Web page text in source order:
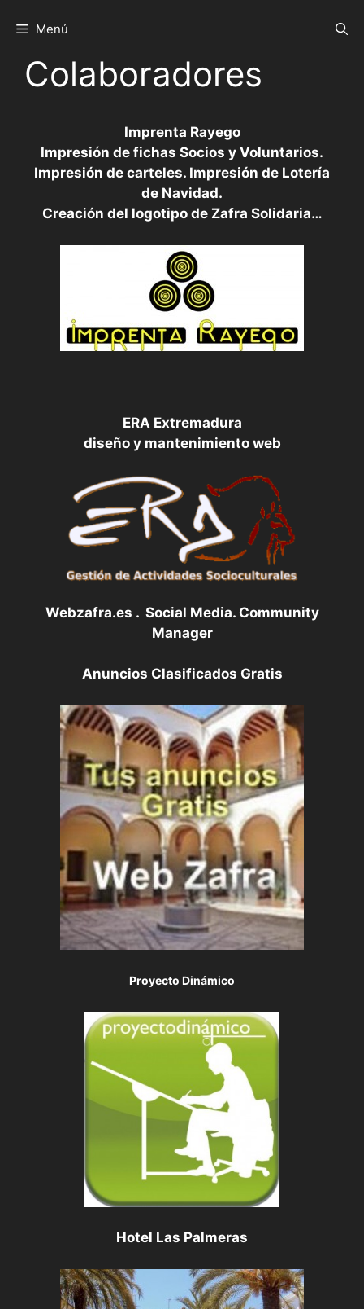
Menú
Colaboradores
Imprenta Rayego
Impresión de fichas Socios y Voluntarios.
Impresión de carteles. Impresión de Lotería
de Navidad.
Creación del logotipo de Zafra Solidaria…
ERA Extremadura
diseño y mantenimiento web
Webzafra.es . Social Media. Community
Manager
Anuncios Clasificados Gratis
Proyecto Dinámico
Hotel Las Palmeras